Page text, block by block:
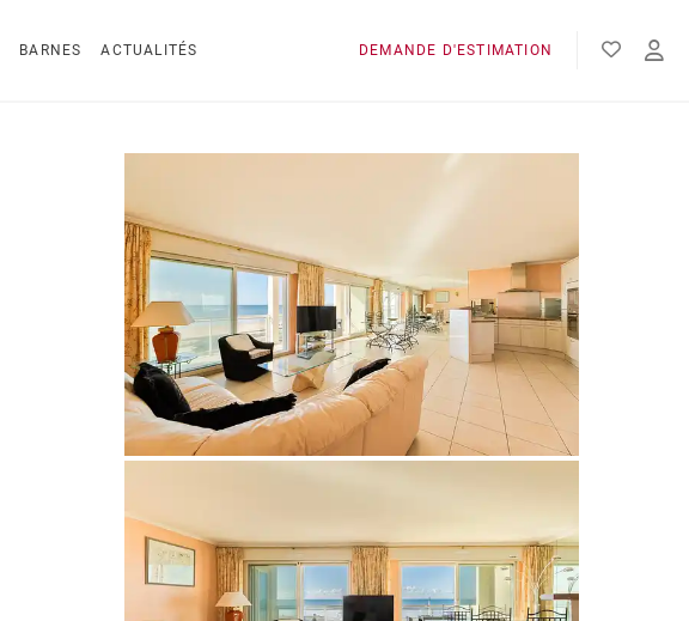
BARNES ACTUALITÉS DEMANDE D'ESTIMATION